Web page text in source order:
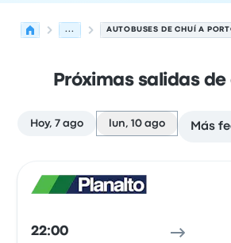
... AUTOBUSES DE CHUÍ A
Próximas salidas
Hoy, 7 ago lun, 10 ago Más
22:00